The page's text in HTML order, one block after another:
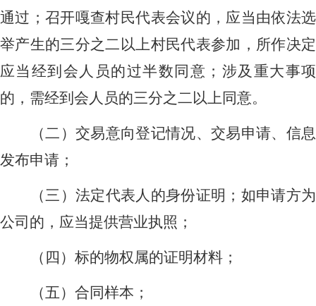
通过；召开嘎查村民代表会议的，应当由依法选
举产生的三分之二以上村民代表参加，所作决定
应当经到会人员的过半数同意；涉及重大事项
的，需经到会人员的三分之二以上同意。
（二）交易意向登记情况、交易申请、信息
发布申请；
（三）法定代表人的身份证明；如申请方为
公司的，应当提供营业执照；
（四）标的物权属的证明材料；
（五）合同样本；